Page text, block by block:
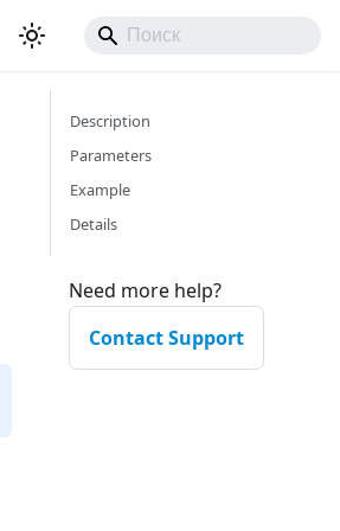
Description
Parameters
Example
Details
Need more help?
Contact Support